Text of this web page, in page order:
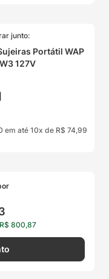
junto:
Portátil WAP
127V
em até 10x de R$ 74 99
R$ 800,87